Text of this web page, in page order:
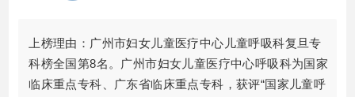
上榜理由：广州市妇女儿童医疗中心儿童呼吸科复旦专
科榜全国第8名。广州市妇女儿童医疗中心呼吸科为国家
临床重点专科、广东省临床重点专科，获评“国家儿童呼